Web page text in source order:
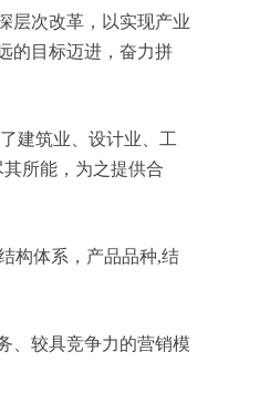
层次改革，以实现产业
的目标迈进，奋力拼
建筑业、设计业、工
所能，为之提供合
构体系，产品品种,结
、较具竞争力的营销模